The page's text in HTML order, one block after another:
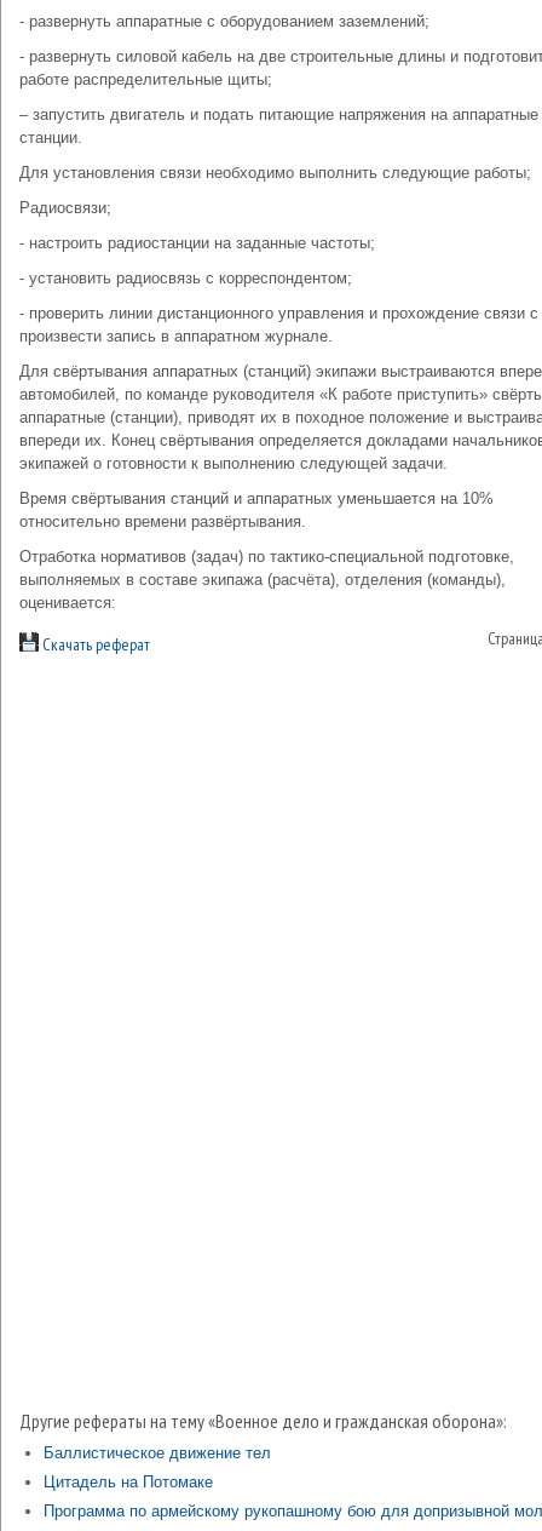
- развернуть аппаратные с оборудованием заземлений;
- развернуть силовой кабель на две строительные длины и
работе распределительные щиты;
– запустить двигатель и подать питающие напряжения на аппаратные
станции.
Для установления связи необходимо выполнить следующие работы;
Радиосвязи;
- настроить радиостанции на заданные частоты;
- установить радиосвязь с корреспондентом;
- проверить линии дистанционного управления и прохождение связи
произвести запись в аппаратном журнале.
Для свёртывания аппаратных (станций) экипажи выстраиваются
автомобилей, по команде руководителя «К работе приступить»
аппаратные (станции), приводят их в походное положение и
впереди их. Конец свёртывания определяется докладами
экипажей о готовности к выполнению следующей задачи.
Время свёртывания станций и аппаратных уменьшается на 10%
относительно времени развёртывания.
Отработка нормативов (задач) по тактико-специальной подготовке,
выполняемых в составе экипажа (расчёта), отделения (команды),
оценивается:
Скачать реферат
Другие рефераты на тему «Военное дело и гражданская оборона»:
Баллистическое движение тел
Цитадель на Потомаке
Программа по армейскому рукопашному бою для допризывной